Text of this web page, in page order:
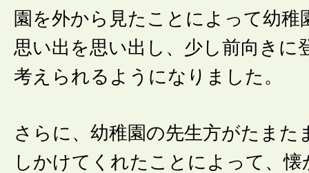
園を外から見たことによって幼稚
思い出を思い出し、少し前向きに
考えられるようになりました。
さらに、幼稚園の先生方がたまた
しかけてくれたことによって、